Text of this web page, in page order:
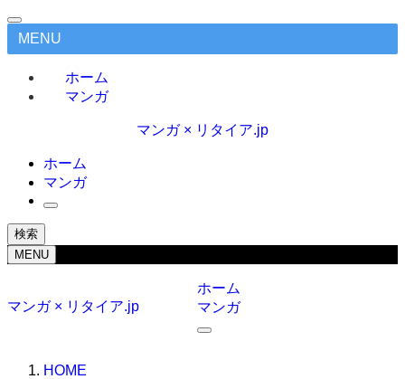
MENU
ホーム
マンガ
マンガ × リタイア.jp
ホーム
マンガ
検索
MENU
マンガ × リタイア.jp
ホーム
マンガ
HOME